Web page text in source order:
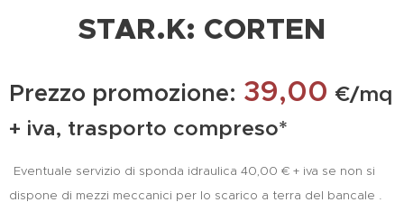
STAR.K: CORTEN
Prezzo promozione: 39,00 €/mq
+ iva, trasporto compreso*
Eventuale servizio di sponda idraulica 40,00 € + iva se non si
dispone di mezzi meccanici per lo scarico a terra del bancale .